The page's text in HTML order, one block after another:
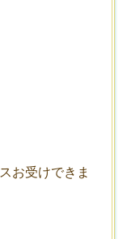
お受けできま